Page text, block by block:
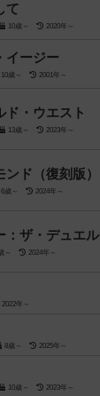
て
10歳～ 2020年～
イージー
10歳～ 2001年～
ド・ウエスト
13歳～ 2023年～
ド（復刻版）
6歳～ 2024年～
：ザ・デュエル
～ 2024年～
2022年～
8歳～ 2025年～
10歳～ 2023年～